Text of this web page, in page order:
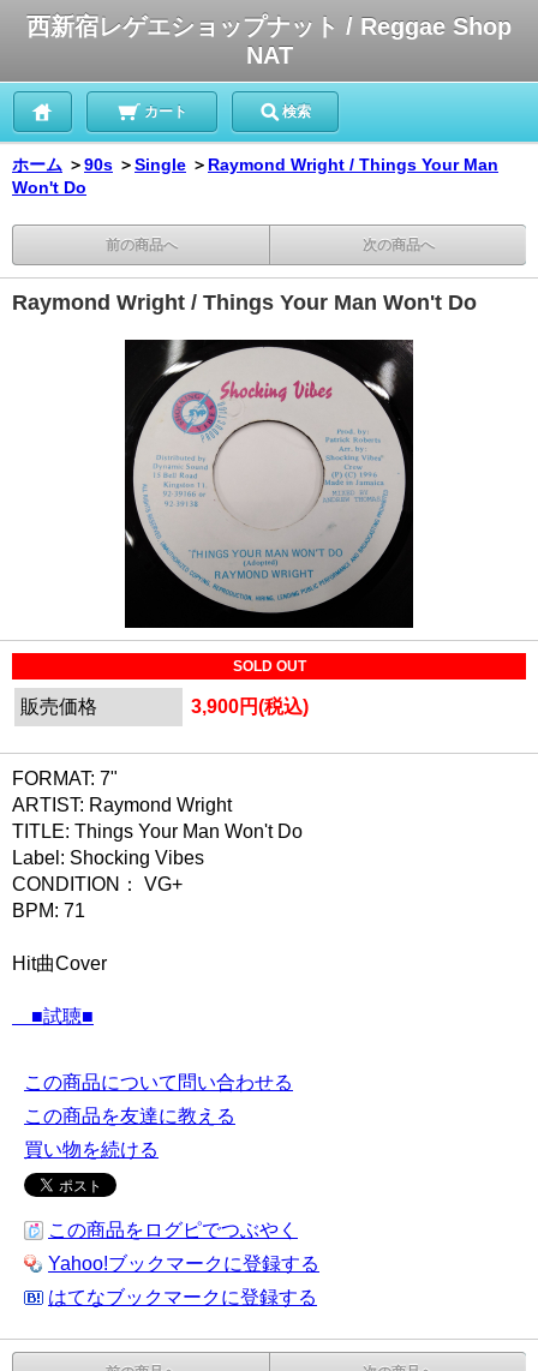
西新宿レゲエショップナット / Reggae Shop
NAT
カート 検索
ホーム ＞90s ＞Single ＞ Raymond Wright / Things Your Man
Won't Do
前の商品へ 次の商品へ
Raymond Wright / Things Your Man Won't Do
SOLD OUT
販売価格 3,900円(税込)
FORMAT: 7"
ARTIST: Raymond Wright
TITLE: Things Your Man Won't Do
Label: Shocking Vibes
CONDITION： VG+
BPM: 71
Hit曲Cover
■試聴■
この商品について問い合わせる
この商品を友達に教える
買い物を続ける
この商品をログピでつぶやく
Yahoo!ブックマークに登録する
はてなブックマークに登録する